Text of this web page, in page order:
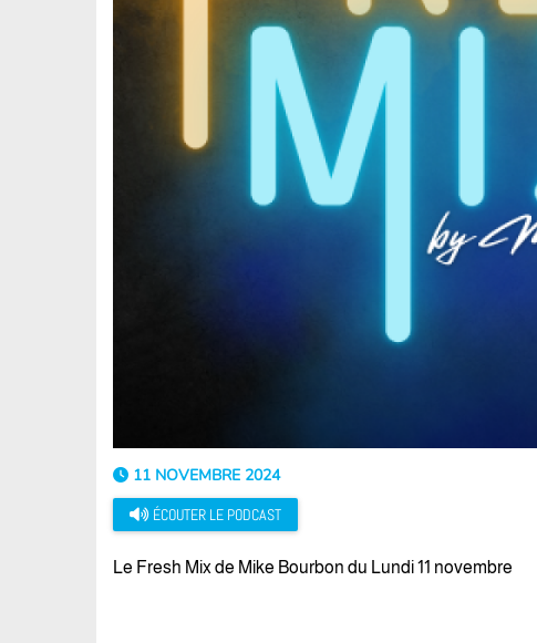
11 NOVEMBRE 2024
ÉCOUTER LE PODCAST
Le Fresh Mix de Mike Bourbon du Lundi 11 novembre